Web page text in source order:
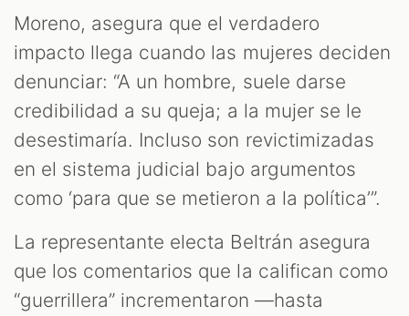
Moreno, asegura que el verdadero
impacto llega cuando las mujeres deciden
denunciar: “A un hombre, suele darse
credibilidad a su queja; a la mujer se le
desestimaría. Incluso son revictimizadas
en el sistema judicial bajo argumentos
como ‘para que se metieron a la política’”.
La representante electa Beltrán asegura
que los comentarios que la califican como
“guerrillera” incrementaron —hasta